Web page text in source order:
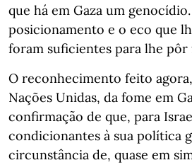
que há em Gaza um genocídio.
posicionamento e o eco que
foram suficientes para lhe pôr
O reconhecimento feito
Nações Unidas, da fome em
confirmação de que, para
condicionantes à sua política
circunstância de, quase em